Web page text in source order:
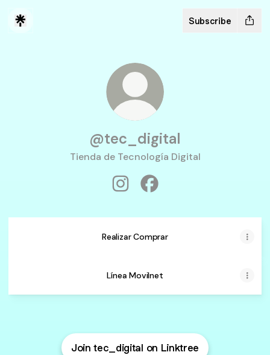
Subscribe
@tec_digital
Tienda de Tecnología Digital
Realizar Comprar
Línea Movilnet
Join tec_digital on Linktree